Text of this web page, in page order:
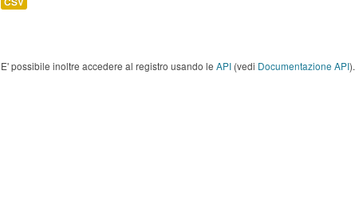
E' possibile inoltre accedere al registro usando le API (vedi Documentazione API).